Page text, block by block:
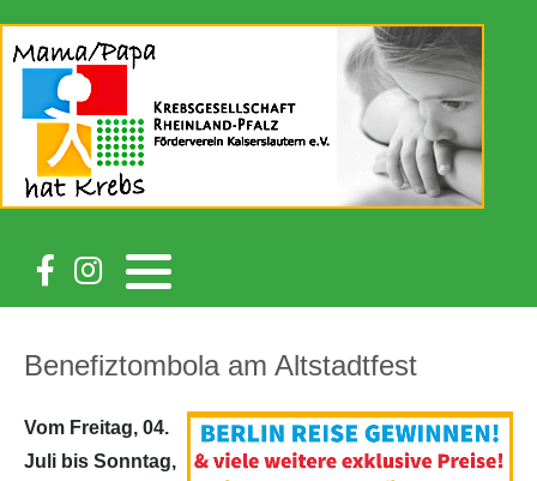
Benefiztombola am Altstadtfest
Vom Freitag, 04.
Juli bis Sonntag,